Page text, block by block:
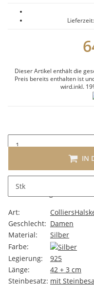
Lieferzeit:
Dieser Artikel enthält die
Preis bereits enthalten ist
wird.inkl.
Stk
IN
Art:
Colliers
Geschlecht: Damen
Material:
Silber
Farbe:
Legierung:
925
Länge:
42 + 3 cm
Steinbesatz: mit